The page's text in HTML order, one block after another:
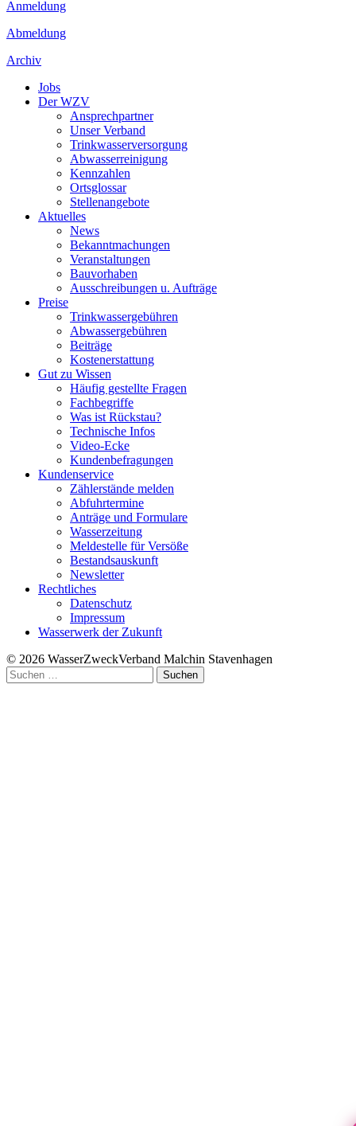
Anmeldung
Abmeldung
Archiv
Jobs
Der WZV
Ansprechpartner
Unser Verband
Trinkwasser­versorgung
Abwasserreinigung
Kennzahlen
Ortsglossar
Stellenangebote
Aktuelles
News
Bekanntmachungen
Veranstaltungen
Bauvorhaben
Ausschreibungen u. Aufträge
Preise
Trinkwassergebühren
Abwassergebühren
Beiträge
Kostenerstattung
Gut zu Wissen
Häufig gestellte Fragen
Fachbegriffe
Was ist Rückstau?
Technische Infos
Video-Ecke
Kundenbefragungen
Kundenservice
Zählerstände melden
Abfuhrtermine
Anträge und Formulare
Wasserzeitung
Meldestelle für Versöße
Bestandsauskunft
Newsletter
Rechtliches
Datenschutz
Impressum
Wasserwerk der Zukunft
© 2026 WasserZweckVerband­ Malchin Stavenhagen